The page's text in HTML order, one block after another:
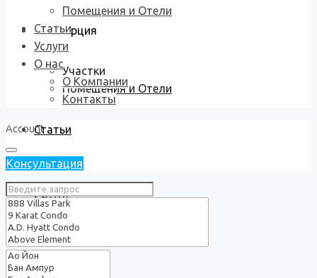
Коммерция
Участки
Помещения и Отели
Статьи
Услуги
О нас
Помещения и Отели
Статьи
Услуги
О нас
О Компании
Контакты
Account
Консультация